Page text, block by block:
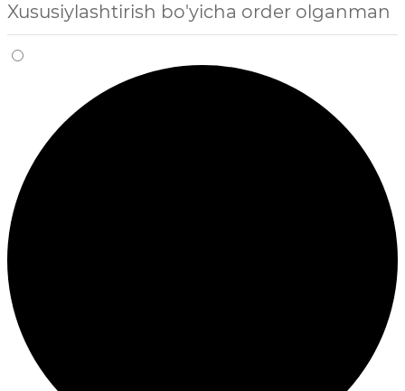
Xususiylashtirish bo'yicha order olganman